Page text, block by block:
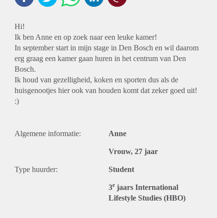
Hi!
Ik ben Anne en op zoek naar een leuke kamer!
In september start in mijn stage in Den Bosch en wil daarom
erg graag een kamer gaan huren in het centrum van Den
Bosch.
Ik houd van gezelligheid, koken en sporten dus als de
huisgenootjes hier ook van houden komt dat zeker goed uit!
:)
Algemene informatie: Anne
Vrouw, 27 jaar
Type huurder: Student
3e jaars International
Lifestyle Studies (HBO)